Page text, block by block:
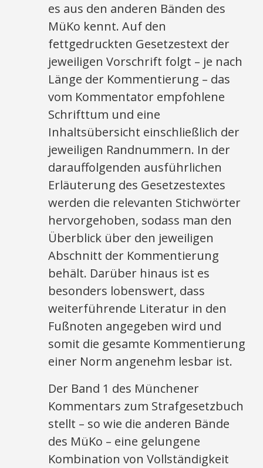
es aus den anderen Bänden des
MüKo kennt. Auf den
fettgedruckten Gesetzestext der
jeweiligen Vorschrift folgt – je nach
Länge der Kommentierung – das
vom Kommentator empfohlene
Schrifttum und eine
Inhaltsübersicht einschließlich der
jeweiligen Randnummern. In der
darauffolgenden ausführlichen
Erläuterung des Gesetzestextes
werden die relevanten Stichwörter
hervorgehoben, sodass man den
Überblick über den jeweiligen
Abschnitt der Kommentierung
behält. Darüber hinaus ist es
besonders lobenswert, dass
weiterführende Literatur in den
Fußnoten angegeben wird und
somit die gesamte Kommentierung
einer Norm angenehm lesbar ist.
Der Band 1 des Münchener
Kommentars zum Strafgesetzbuch
stellt – so wie die anderen Bände
des MüKo – eine gelungene
Kombination von Vollständigkeit